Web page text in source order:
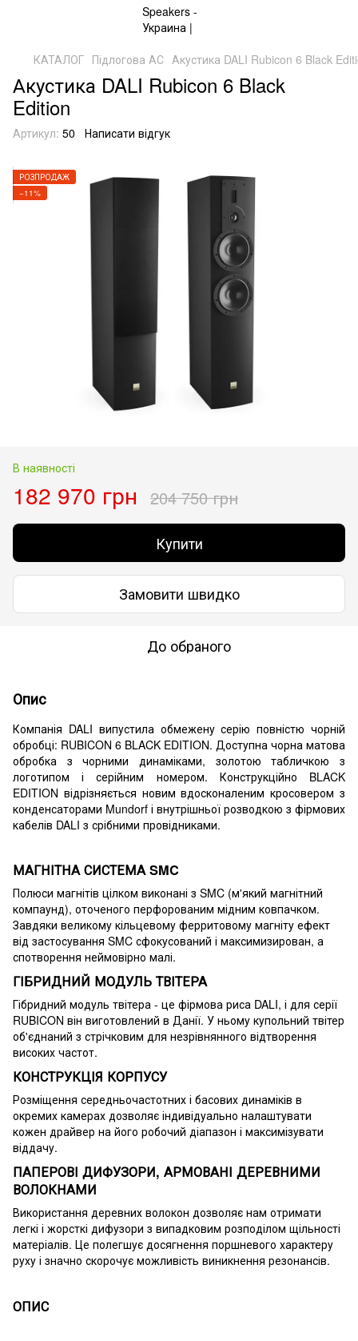
КАТАЛОГ Підлогова АС Акустика DALI Rubicon 6 Black
Акустика DALI Rubicon 6 Black
Edition
Артикул: 50 Написати відгук
РОЗПРОДАЖ
−11%
В наявності
182 970 грн 204 750 грн
Купити
Замовити швидко
До обраного
Опис
Компанія DALI випустила обмежену серію повністю чорній
обробці: RUBICON 6 BLACK EDITION. Доступна чорна матова
обробка з чорними динаміками, золотою табличкою з
логотипом і серійним номером. Конструкційно BLACK
EDITION відрізняється новим вдосконаленим кросовером з
конденсаторами Mundorf і внутрішньої розводкою з фірмових
кабелів DALI з срібними провідниками.
МАГНІТНА СИСТЕМА SMC
Полюси магнітів цілком виконані з SMC (м'який магнітний
компаунд), оточеного перфорованим мідним ковпачком.
Завдяки великому кільцевому ферритовому магніту ефект
від застосування SMC сфокусований і максимизирован, а
спотворення неймовірно малі.
ГІБРИДНИЙ МОДУЛЬ ТВІТЕРА
Гібридний модуль твітера - це фірмова риса DALI, і для серії
RUBICON він виготовлений в Данії. У ньому купольний твітер
об'єднаний з стрічковим для незрівнянного відтворення
високих частот.
КОНСТРУКЦІЯ КОРПУСУ
Розміщення середньочастотних і басових динаміків в
окремих камерах дозволяє індивідуально налаштувати
кожен драйвер на його робочий діапазон і максимізувати
віддачу.
ПАПЕРОВІ ДИФУЗОРИ, АРМОВАНІ ДЕРЕВНИМИ
ВОЛОКНАМИ
Використання деревних волокон дозволяє нам отримати
легкі і жорсткі дифузори з випадковим розподілом щільності
матеріалів. Це полегшує досягнення поршневого характеру
руху і значно скорочує можливість виникнення резонансів.
ОПИС